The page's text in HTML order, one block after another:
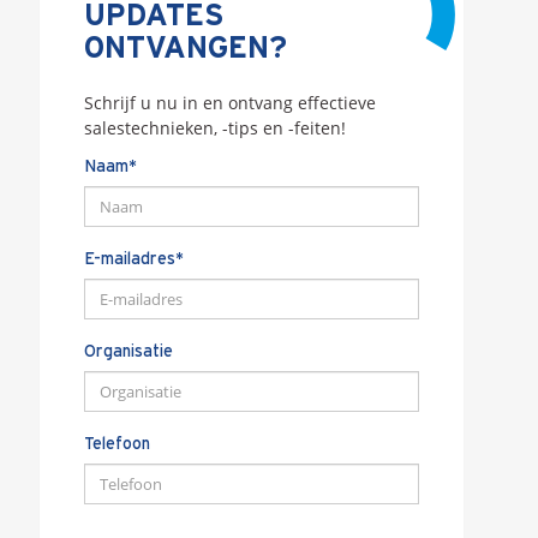
UPDATES
ONTVANGEN?
Schrijf u nu in en ontvang effectieve
salestechnieken, -tips en -feiten!
Naam*
E-mailadres*
Organisatie
Telefoon